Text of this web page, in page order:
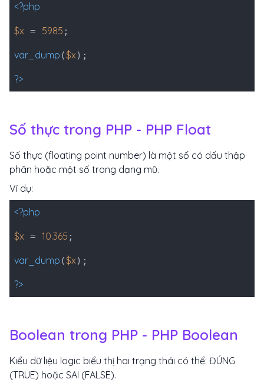
<?php
$x = 5985 ;
var_dump ($x );
?>
Số thực trong PHP - PHP Float
Số thực (floating point number) là một số có dấu thập
phân hoặc một số trong dạng mũ.
Ví dụ:
<?php
$x = 10.365 ;
var_dump ($x );
?>
Boolean trong PHP - PHP Boolean
Kiểu dữ liệu logic biểu thị hai trạng thái có thể: ĐÚNG
(TRUE) hoặc SAI (FALSE).